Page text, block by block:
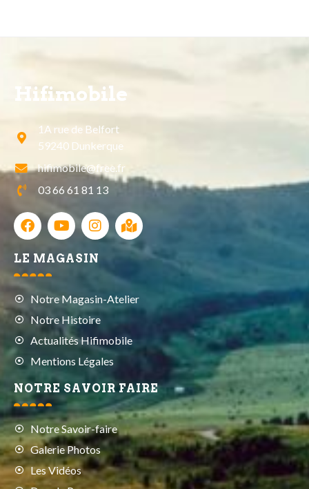
Hifimobile
1A rue de Belfort
59240 Dunkerque
hifimobile@free.fr
03 66 61 81 13
LE MAGASIN
Notre Magasin-Atelier
Notre Histoire
Actualités Hifimobile
Mentions Légales
NOTRE SAVOIR FAIRE
Notre Savoir-faire
Galerie Photos
Les Vidéos